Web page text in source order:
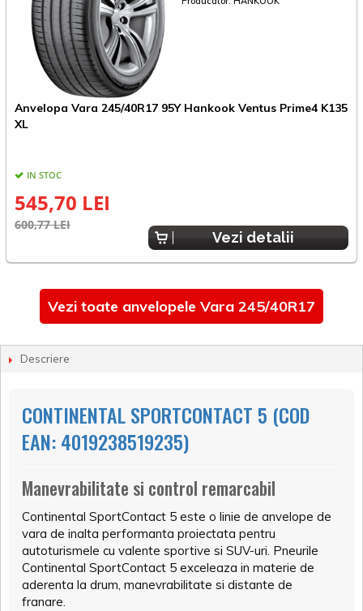
Anvelopa Vara 245/40R17 95Y Hankook Ventus Prime4 K135
XL
IN STOC
545,70 LEI
600,77 LEI
Vezi detalii
Vezi toate anvelopele Vara 245/40R17
Descriere
CONTINENTAL SPORTCONTACT 5 (COD
EAN: 4019238519235)
Manevrabilitate si control remarcabil
Continental SportContact 5 este o linie de anvelope de
vara de inalta performanta proiectata pentru
autoturismele cu valente sportive si SUV-uri. Pneurile
Continental SportContact 5 exceleaza in materie de
aderenta la drum, manevrabilitate si distante de
franare.